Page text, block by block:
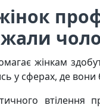
жінкам
у сферах, де
втілення